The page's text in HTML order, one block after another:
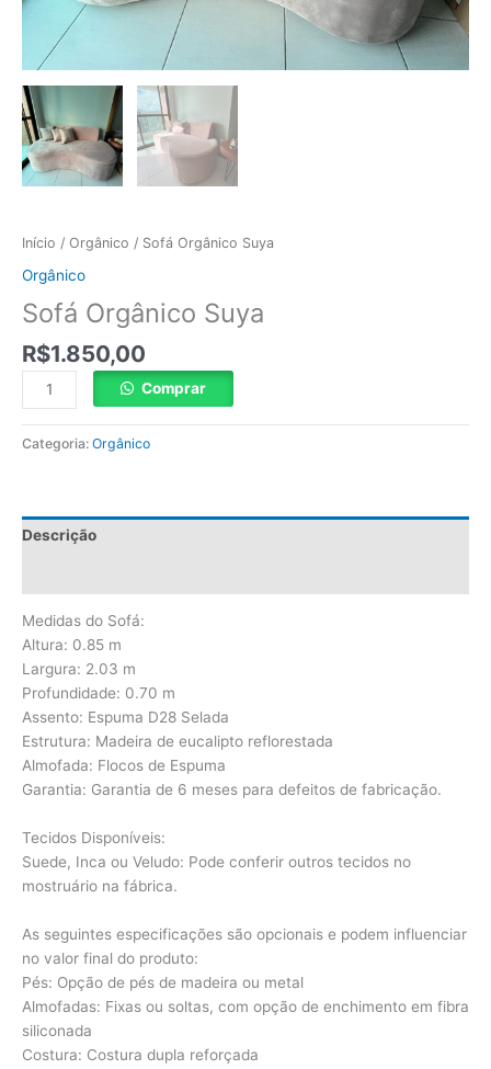
Início / Orgânico / Sofá Orgânico Suya
Orgânico
Sofá Orgânico Suya
R$1.850,00
Comprar
Categoria: Orgânico
Descrição
Medidas do Sofá:
Altura: 0.85 m
Largura: 2.03 m
Profundidade: 0.70 m
Assento: Espuma D28 Selada
Estrutura: Madeira de eucalipto reflorestada
Almofada: Flocos de Espuma
Garantia: Garantia de 6 meses para defeitos de fabricação.
Tecidos Disponíveis:
Suede, Inca ou Veludo: Pode conferir outros tecidos no
mostruário na fábrica.
As seguintes especificações são opcionais e podem influenciar
no valor final do produto:
Pés: Opção de pés de madeira ou metal
Almofadas: Fixas ou soltas, com opção de enchimento em fibra
siliconada
Costura: Costura dupla reforçada